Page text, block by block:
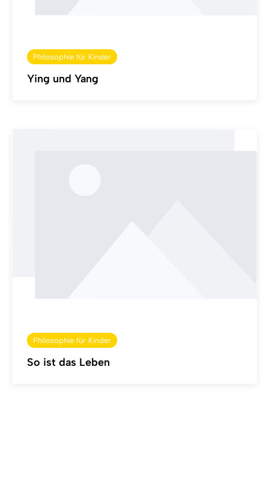
Philosophie für Kinder
Ying und Yang
Philosophie für Kinder
So ist das Leben